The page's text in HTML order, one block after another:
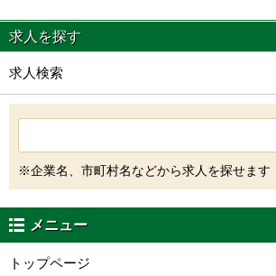
求人を探す
求人検索
※企業名、市町村名などから求人を探せます
メニュー
トップページ